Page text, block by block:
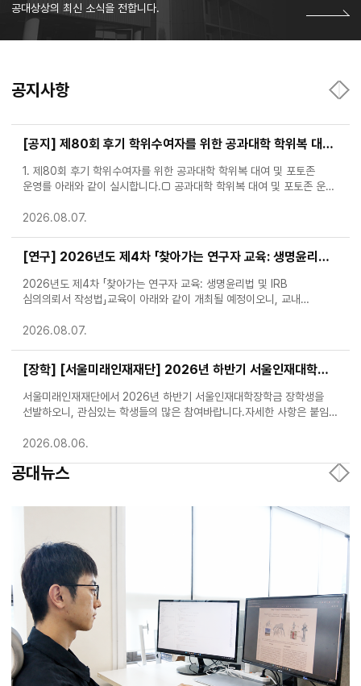
공대상상의 최신 소식을 전합니다.
공지사항
[공지] 제80회 후기 학위수여자를 위한 공과대학 학위복 대여 및 포토존 운영 안내
1. 제80회 후기 학위수여자를 위한 공과대학 학위복 대여 및 포토존
운영를 아래와 같이 실시합니다.□ 공과대학 학위복 대여 및 포토존 운영
후기 학위수여자◎ 일정: 2026. 8.13.(목) ~ 2026
2026.08.07.
[연구] 2026년도 제4차 「찾아가는 연구자 교육: 생명윤리법 및 IRB 심의의뢰서 작성법」 교육 신청 안내(~8/26(수)까지)
2026년도 제4차 「찾아가는 연구자 교육: 생명윤리법 및 IRB
심의의뢰서 작성법」교육이 아래와 같이 개최될 예정이오니, 교내
18:00 나. 진행방법: 비대면강의 다. 대 상 자
2026.08.07.
[장학] [서울미래인재재단] 2026년 하반기 서울인재대학장학금 장학생 선발 안내
서울미래인재재단에서 2026년 하반기 서울인재대학장학금 장학생을
선발하오니, 관심있는 학생들의 많은 참여바랍니다.자세한 사항은 붙임의
서울인재대학장학금 2) 선발대상: 2026년 2학기 정규등록 예정
2026.08.06.
공대뉴스